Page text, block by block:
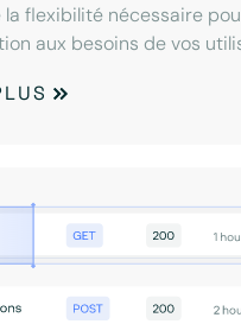
flexibilité nécessaire
aux besoins de vos